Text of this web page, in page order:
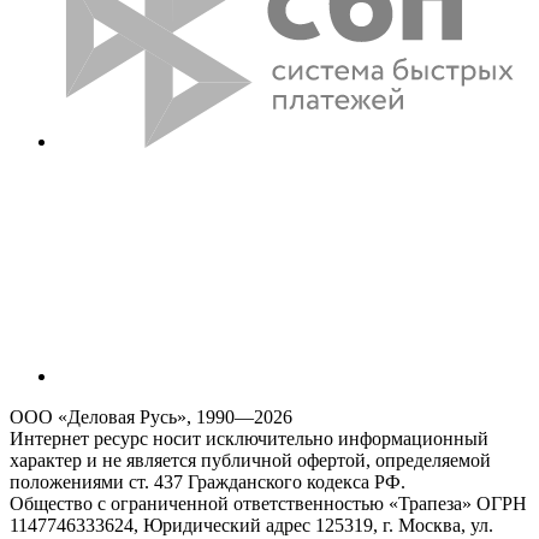
ООО «Деловая Русь», 1990—2026
Интернет ресурс носит исключительно информационный
характер и не является публичной офертой, определяемой
положениями ст. 437 Гражданского кодекса РФ.
Общество с ограниченной ответственностью «Трапеза» ОГРН
1147746333624, Юридический адрес 125319, г. Москва, ул.